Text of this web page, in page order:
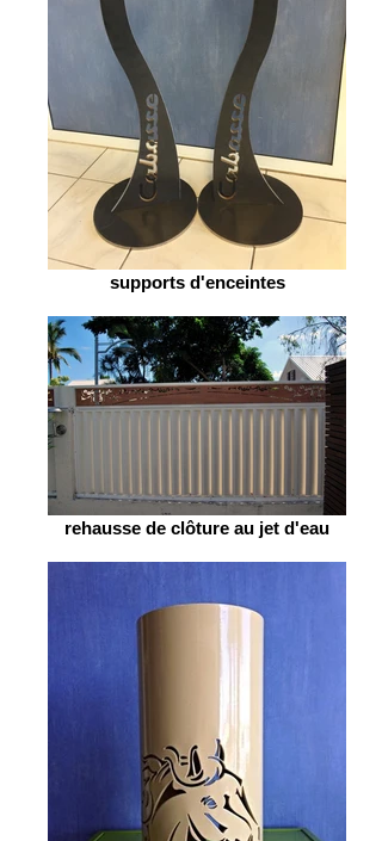
supports d'enceintes
rehausse de clôture au jet d'eau